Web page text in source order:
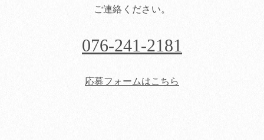
ご連絡ください。
076-241-2181
応募フォームはこちら